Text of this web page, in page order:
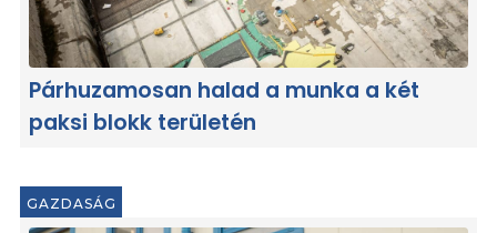
Párhuzamosan halad a munka a két
paksi blokk területén
GAZDASÁG